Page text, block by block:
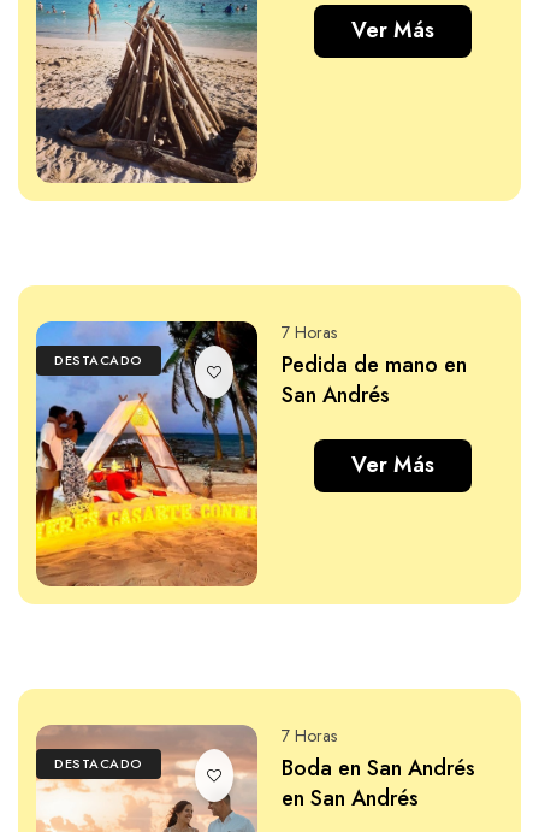
Ver Más
DESTACADO
7 Horas
Pedida de mano en
San Andrés
Ver Más
DESTACADO
7 Horas
Boda en San Andrés
en San Andrés